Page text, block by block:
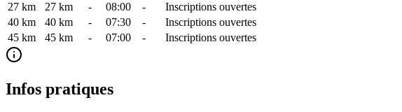
27 km
27 km - 08:00 -
Inscriptions ouvertes
40 km
40 km - 07:30 -
Inscriptions ouvertes
45 km
45 km - 07:00 - Inscriptions ouvertes
Infos pratiques